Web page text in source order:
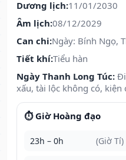
Dương lịch:11/01/2030
Âm lịch:08/12/2029
Can chi:Ngày: Bính Ngọ,
Tiết khí:Tiểu hàn
Ngày Thanh Long Túc:
xấu, tài lộc không có, kiện
⏱️ Giờ Hoàng đạo
23h – 0h (Giờ Tí)